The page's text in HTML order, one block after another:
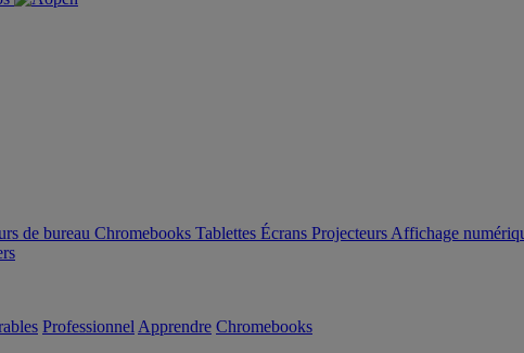
de bureau Chromebooks Tablettes Écrans Projecteurs Affichage
Professionnel Apprendre Chromebooks